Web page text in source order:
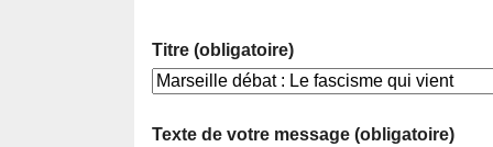
Titre (obligatoire)
Texte de votre message (obligatoire)